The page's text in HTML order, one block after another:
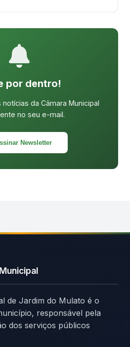
por dentro!
da Câmara Municipal
no seu e-mail.
Newsletter
de Jardim do Mulato é o
responsável pela
dos serviços públicos